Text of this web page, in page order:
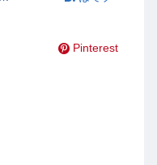
Pinterest